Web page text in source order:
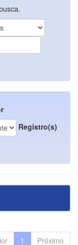
Registro(s)
1 Próximo